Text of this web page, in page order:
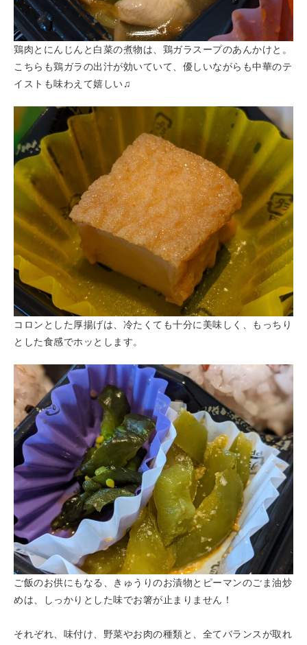
鶏肉とにんじんと白菜の煮物は、鶏ガラスープのあんかけと。
こちらも鶏ガラの出汁が効いていて、優しいながらも中華のテ
イストも味わえて嬉しい♫
コロンとした厚揚げは、冷たくても十分に美味しく、もっちり
とした食感でホッとします。
ご飯のお供にもなる、きゅうりのお漬物とピーマンのごま油炒
めは、しっかりとした味でお箸が止まりません！
それぞれ、味付け、野菜やお肉の種類と、全てバランスが取れ